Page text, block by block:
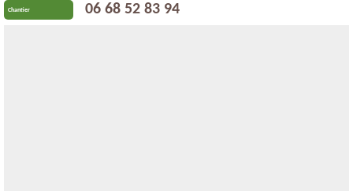
Chantier 06 68 52 83 94